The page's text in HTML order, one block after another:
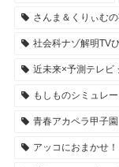
さんま＆くりぃむ
社会科ナゾ解明TV
近未来×予測テレビ
もしものシミュレ
青春アカペラ甲子
アッコにおまかせ！